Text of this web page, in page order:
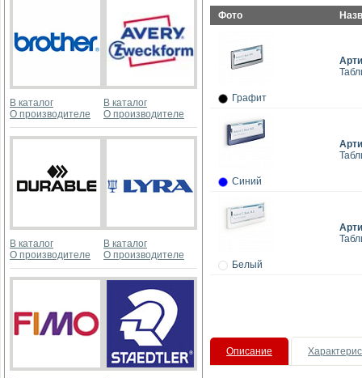
В каталог
О производителе
В каталог
О производителе
В каталог
О производителе
В каталог
О производителе
Фото
Графит
Синий
Белый
Описание